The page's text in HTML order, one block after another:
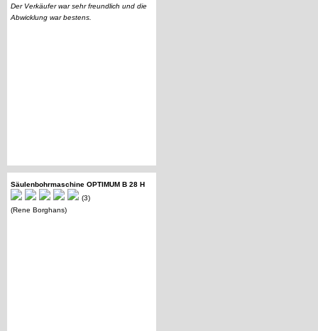
Der Verkäufer war sehr freundlich und die
Abwicklung war bestens.
Säulenbohrmaschine OPTIMUM B 28 H
(3)
(Rene Borghans)